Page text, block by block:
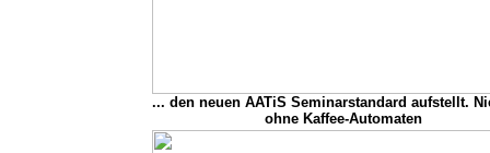
... den neuen AATiS Seminarstandard aufstellt.
ohne Kaffee-Automaten